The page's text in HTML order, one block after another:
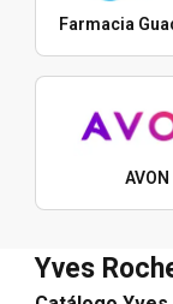
Farmacia
AVON
Yves